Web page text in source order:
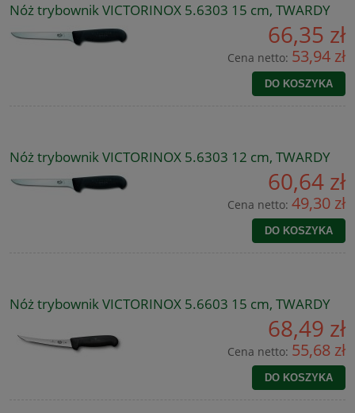
Nóż trybownik VICTORINOX 5.6303 15 cm, TWARDY
66,35 zł
Cena netto: 53,94 zł
DO KOSZYKA
Nóż trybownik VICTORINOX 5.6303 12 cm, TWARDY
60,64 zł
Cena netto: 49,30 zł
DO KOSZYKA
Nóż trybownik VICTORINOX 5.6603 15 cm, TWARDY
68,49 zł
Cena netto: 55,68 zł
DO KOSZYKA